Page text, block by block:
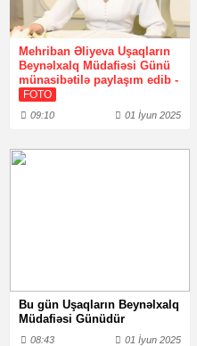
Mehriban Əliyeva Uşaqların
Beynəlxalq Müdafiəsi Günü
münasibətilə paylaşım edib -
FOTO
09:10 01 İyun 2025
Bu gün Uşaqların Beynəlxalq
Müdafiəsi Günüdür
08:43 01 İyun 2025